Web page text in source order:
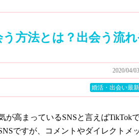
方法とは？出会う流
2020/04/03
婚活・出会い最
が高まっているSNSと言えばTikTokで
ですが、コメントやダイレクト